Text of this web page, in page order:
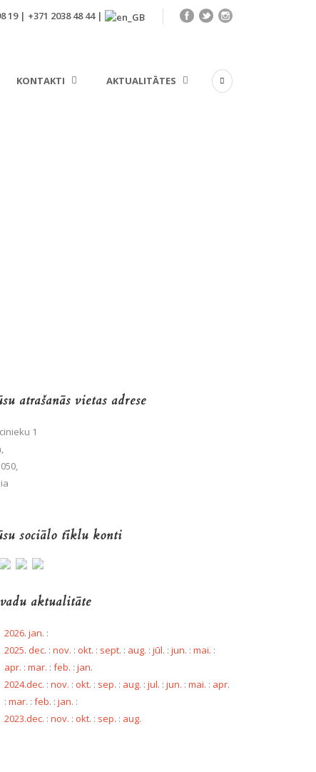
19 | +371 2038 48 44 |
KONTAKTI AKTUALITĀTES
atrašanās vietas adrese
1
sociālo tīklu konti
aktualitāte
2026. jan. :
2025. dec. : nov. : okt. : sept. : aug. : jūl. : jun. : mai. :
apr. : mar. : feb. : jan.
2024.dec. : nov. : okt. : sep. : aug. : jul. : jun. : mai. : apr.
: mar. : feb. : jan. :
2023.dec. : nov. : okt. : sep. : aug.